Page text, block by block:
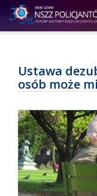
Ustawa
osób może